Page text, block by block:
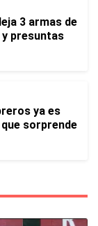
3 armas de
presuntas
ya es
sorprende